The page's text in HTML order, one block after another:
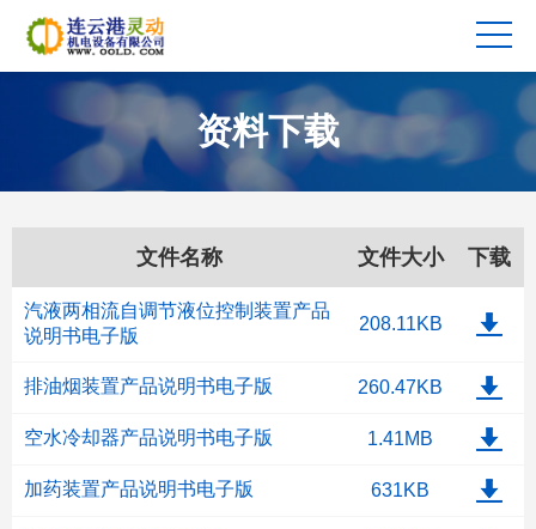
资料下载
文件名称 文件大小 下载
汽液两相流自调节液位控制装置产品
说明书电子版
208.11KB
排油烟装置产品说明书电子版 260.47KB
空水冷却器产品说明书电子版 1.41MB
加药装置产品说明书电子版 631KB